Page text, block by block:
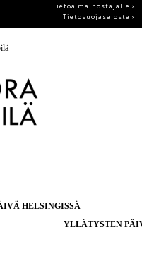
Tietoa mainostajalle ›
Tietosuojaseloste ›
HELSINGISSÄ
YLLÄTYSTEN